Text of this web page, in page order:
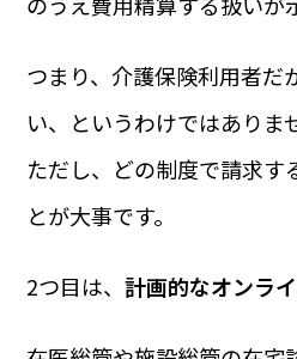
つまり、介護保険利用者だ
い、というわけではありま
ただし、どの制度で請求す
とが大事です。
2つ目は、計画的なオンラ